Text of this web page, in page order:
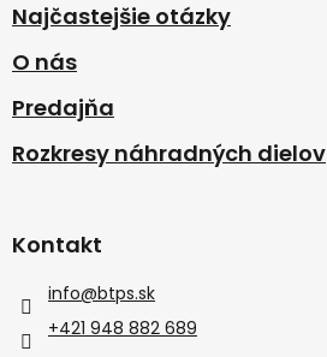
Najčastejšie otázky
O nás
Predajňa
Rozkresy náhradných dielov
Kontakt
info@btps.sk
+421 948 882 689